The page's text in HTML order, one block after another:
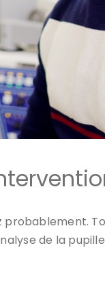
probablement.
de la